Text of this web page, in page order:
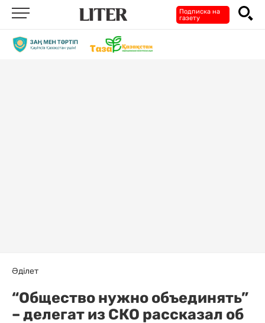
Подписка на
газету
Әділет
“Общество нужно объединять”
– делегат из СКО рассказал об